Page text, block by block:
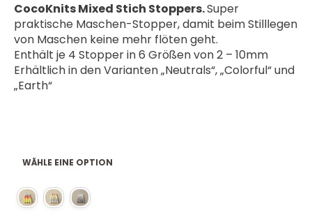
CocoKnits Mixed Stich Stoppers.Super
praktische Maschen-Stopper, damit beim Stilllegen
von Maschen keine mehr flöten geht.
Enthält je 4 Stopper in 6 Größen von 2 – 10mm
Erhältlich in den Varianten „Neutrals“, „Colorful“ und
„Earth“
WÄHLE EINE OPTION